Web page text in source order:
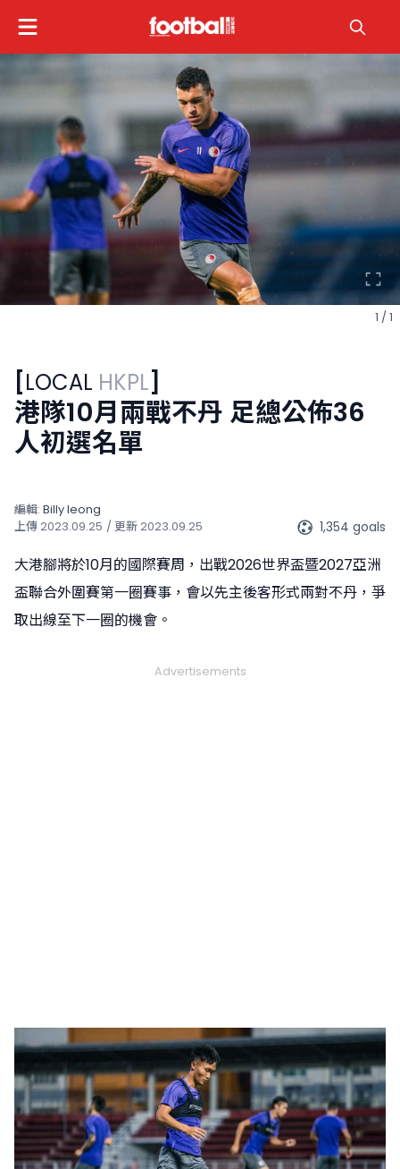
1 / 1
LOCAL HKPL
港隊10月兩戰不丹 足總公佈36
人初選名單
編輯: Billy Ieong
上傳2023.09.25 / 更新2023.09.25 1,354 goals
大港腳將於10月的國際賽周，出戰2026世界盃暨2027亞洲
盃聯合外圍賽第一圈賽事，會以先主後客形式兩對不丹，爭
取出線至下一圈的機會。
Advertisements